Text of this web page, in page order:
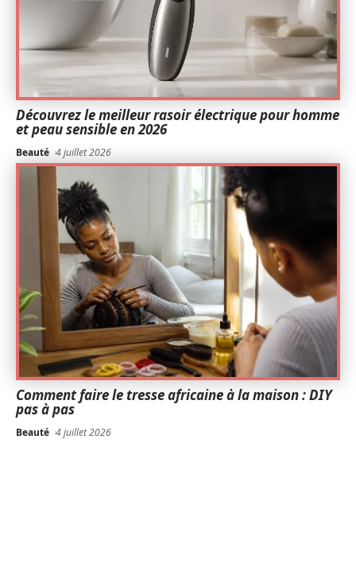
Découvrez le meilleur rasoir électrique pour homme
et peau sensible en 2026
Beauté 4 juillet 2026
Comment faire le tresse africaine à la maison : DIY
pas à pas
Beauté 4 juillet 2026